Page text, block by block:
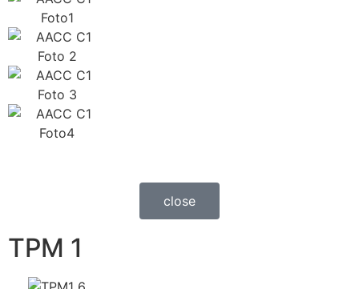
close
TPM 1